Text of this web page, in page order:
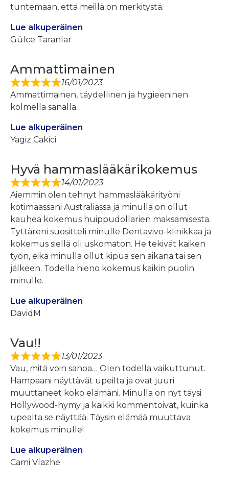
tuntemaan, että meillä on merkitystä.
Lue alkuperäinen
Gülce Taranlar
Ammattimainen
16/01/2023
Ammattimainen, täydellinen ja hygieeninen
kolmella sanalla.
Lue alkuperäinen
Yagiz Cakici
Hyvä hammaslääkärikokemus
14/01/2023
Aiemmin olen tehnyt hammaslääkärityöni
kotimaassani Australiassa ja minulla on ollut
kauhea kokemus huippudollarien maksamisesta.
Tyttäreni suositteli minulle Dentavivo-klinikkaa ja
kokemus siellä oli uskomaton. He tekivät kaiken
työn, eikä minulla ollut kipua sen aikana tai sen
jälkeen. Todella hieno kokemus kaikin puolin
minulle.
Lue alkuperäinen
DavidM
Vau!!
13/01/2023
Vau, mitä voin sanoa… Olen todella vaikuttunut.
Hampaani näyttävät upeilta ja ovat juuri
muuttaneet koko elämäni. Minulla on nyt täysi
Hollywood-hymy ja kaikki kommentoivat, kuinka
upealta se näyttää. Täysin elämää muuttava
kokemus minulle!
Lue alkuperäinen
Cami Vlazhe